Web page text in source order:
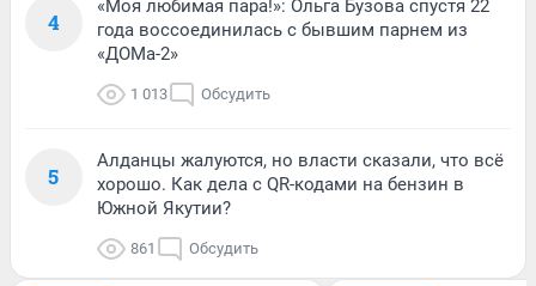
4
«Моя любимая пара!»: Ольга Бузова спустя 22
года воссоединилась с бывшим парнем из
«ДОМа-2»
1 013 Обсудить
5
Алданцы жалуются, но власти сказали, что всё
хорошо. Как дела с QR-кодами на бензин в
Южной Якутии?
861 Обсудить